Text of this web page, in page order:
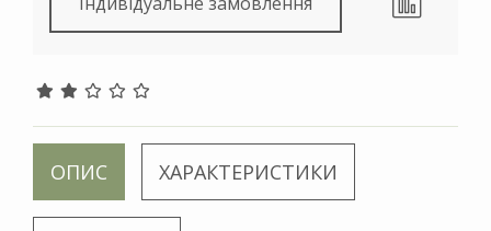
ОПИС ХАРАКТЕРИСТИКИ